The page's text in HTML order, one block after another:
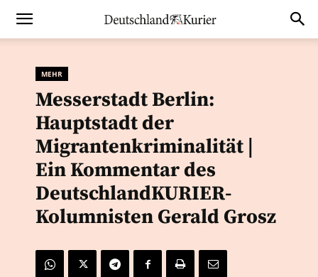
MEHR
Messerstadt Berlin:
Hauptstadt der
Migrantenkriminalität |
Ein Kommentar des
DeutschlandKURIER-
Kolumnisten Gerald Grosz